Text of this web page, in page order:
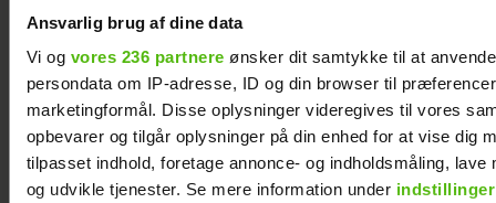
Ansvarlig brug af dine data
Vi og vores 236 partnere ønsker dit samtykke til at
persondata om IP-adresse, ID og din browser til
marketingformål. Disse oplysninger videregives til vores
opbevarer og tilgår oplysninger på din enhed for at vise dig
tilpasset indhold, foretage annonce- og indholdsmåling, lave
og udvikle tjenester. Se mere information under indstillinger
Mie og Anders nyder hinanden på Smukfest:
Forløseligt og skønt